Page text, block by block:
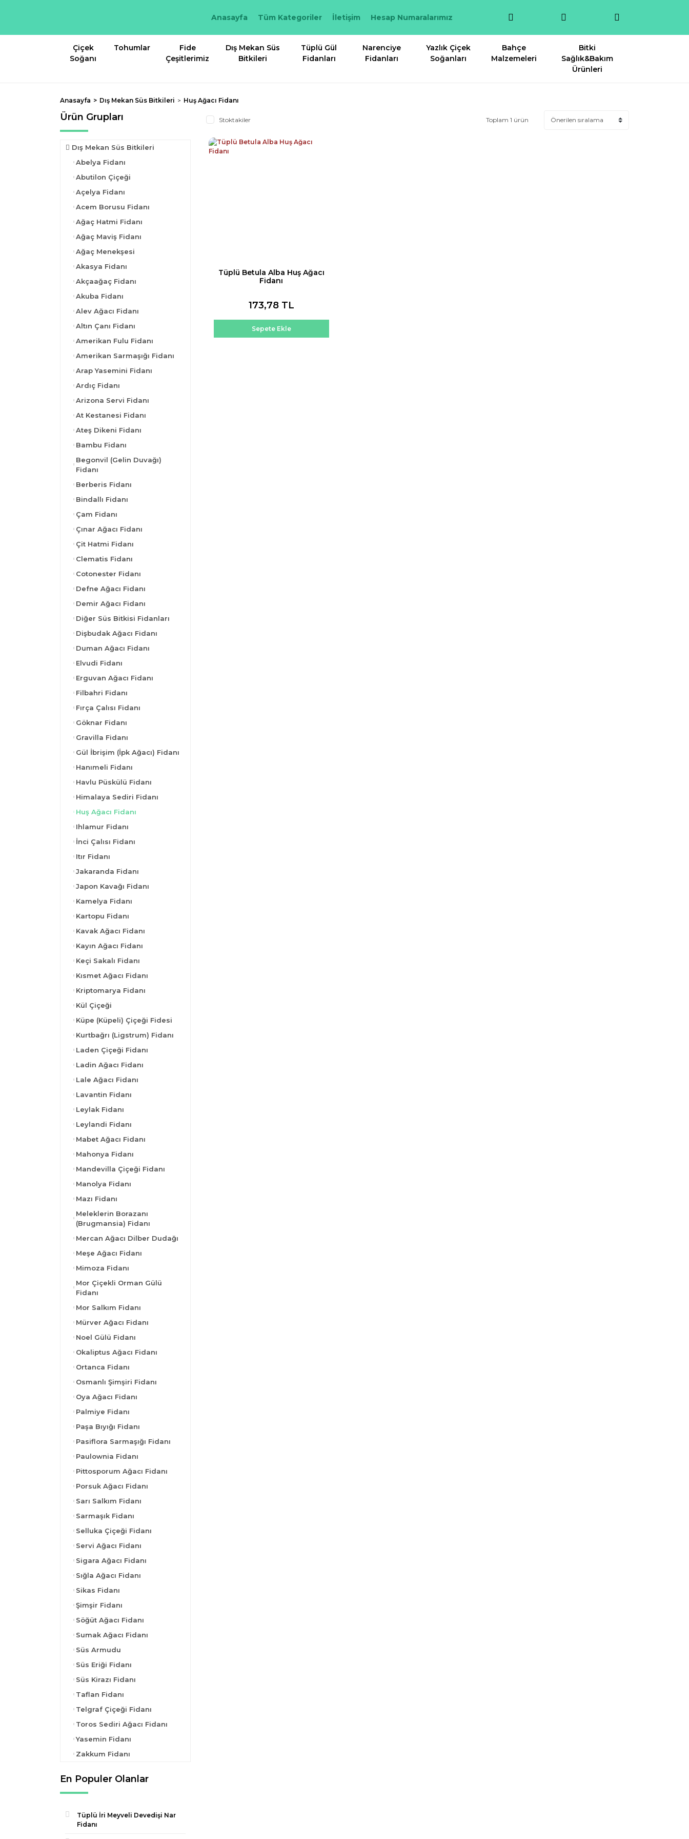
Anasayfa Tüm Kategoriler İletişim Hesap Numaralarımız
Çiçek
Soğanı
Tohumlar
Fide
Çeşitlerimiz
Dış Mekan Süs
Bitkileri
Tüplü Gül
Fidanları
Narenciye
Fidanları
Yazlık Çiçek
Soğanları
Bahçe
Malzemeleri
Bitki
Sağlık&Bakım
Ürünleri
Anasayfa Dış Mekan Süs Bitkileri Huş Ağacı Fidanı
Ürün Grupları
Dış Mekan Süs Bitkileri
Abelya Fidanı
Abutilon Çiçeği
Açelya Fidanı
Acem Borusu Fidanı
Ağaç Hatmi Fidanı
Ağaç Maviş Fidanı
Ağaç Menekşesi
Akasya Fidanı
Akçaağaç Fidanı
Akuba Fidanı
Alev Ağacı Fidanı
Altın Çanı Fidanı
Amerikan Fulu Fidanı
Amerikan Sarmaşığı Fidanı
Arap Yasemini Fidanı
Ardıç Fidanı
Arizona Servi Fidanı
At Kestanesi Fidanı
Ateş Dikeni Fidanı
Bambu Fidanı
Begonvil (Gelin Duvağı)
Fidanı
Berberis Fidanı
Bindallı Fidanı
Çam Fidanı
Çınar Ağacı Fidanı
Çit Hatmi Fidanı
Clematis Fidanı
Cotonester Fidanı
Defne Ağacı Fidanı
Demir Ağacı Fidanı
Diğer Süs Bitkisi Fidanları
Dişbudak Ağacı Fidanı
Duman Ağacı Fidanı
Elvudi Fidanı
Erguvan Ağacı Fidanı
Filbahri Fidanı
Fırça Çalısı Fidanı
Göknar Fidanı
Gravilla Fidanı
Gül İbrişim (İpk Ağacı) Fidanı
Hanımeli Fidanı
Havlu Püskülü Fidanı
Himalaya Sediri Fidanı
Huş Ağacı Fidanı
Ihlamur Fidanı
İnci Çalısı Fidanı
Itır Fidanı
Jakaranda Fidanı
Japon Kavağı Fidanı
Kamelya Fidanı
Kartopu Fidanı
Kavak Ağacı Fidanı
Kayın Ağacı Fidanı
Keçi Sakalı Fidanı
Kısmet Ağacı Fidanı
Kriptomarya Fidanı
Kül Çiçeği
Küpe (Küpeli) Çiçeği Fidesi
Kurtbağrı (Ligstrum) Fidanı
Laden Çiçeği Fidanı
Ladin Ağacı Fidanı
Lale Ağacı Fidanı
Lavantin Fidanı
Leylak Fidanı
Leylandi Fidanı
Mabet Ağacı Fidanı
Mahonya Fidanı
Mandevilla Çiçeği Fidanı
Manolya Fidanı
Mazı Fidanı
Meleklerin Borazanı
(Brugmansia) Fidanı
Mercan Ağacı Dilber Dudağı
Meşe Ağacı Fidanı
Mimoza Fidanı
Mor Çiçekli Orman Gülü
Fidanı
Mor Salkım Fidanı
Mürver Ağacı Fidanı
Noel Gülü Fidanı
Okaliptus Ağacı Fidanı
Ortanca Fidanı
Osmanlı Şimşiri Fidanı
Oya Ağacı Fidanı
Palmiye Fidanı
Paşa Bıyığı Fidanı
Pasiflora Sarmaşığı Fidanı
Paulownia Fidanı
Pittosporum Ağacı Fidanı
Porsuk Ağacı Fidanı
Sarı Salkım Fidanı
Sarmaşık Fidanı
Selluka Çiçeği Fidanı
Servi Ağacı Fidanı
Sigara Ağacı Fidanı
Sığla Ağacı Fidanı
Sikas Fidanı
Şimşir Fidanı
Söğüt Ağacı Fidanı
Sumak Ağacı Fidanı
Süs Armudu
Süs Eriği Fidanı
Süs Kirazı Fidanı
Taflan Fidanı
Telgraf Çiçeği Fidanı
Toros Sediri Ağacı Fidanı
Yasemin Fidanı
Zakkum Fidanı
En Populer Olanlar
Tüplü İri Meyveli Devedişi Nar
Fidanı
Stoktakiler Toplam 1 ürün
Tüplü Betula Alba Huş Ağacı
Fidanı
173,78 TL
Sepete Ekle